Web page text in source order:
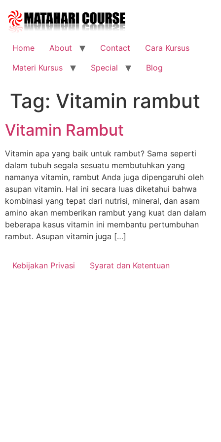
content
Home
About Contact
Cara Kursus
Materi Kursus
Special Blog
Tag: Vitamin rambut
Vitamin Rambut
Vitamin apa yang baik untuk rambut? Sama seperti
dalam tubuh segala sesuatu membutuhkan yang
namanya vitamin, rambut Anda juga dipengaruhi oleh
asupan vitamin. Hal ini secara luas diketahui bahwa
kombinasi yang tepat dari nutrisi, mineral, dan asam
amino akan memberikan rambut yang kuat dan dalam
beberapa kasus vitamin ini membantu pertumbuhan
rambut. Asupan vitamin juga […]
Kebijakan Privasi Syarat dan Ketentuan